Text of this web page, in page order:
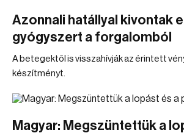
Azonnali hatállyal kivontak
gyógyszert a forgalomból
A betegektől is visszahívják az érintett
készítményt.
Magyar: Megszüntettük a